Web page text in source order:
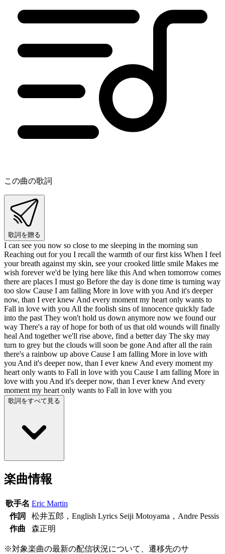
この曲の歌詞
歌詞を贈る
I can see you now so close to me sleeping in the morning sun
Reaching out for you I recall the warmth of our first kiss When I feel
your breath against my skin, see your crooked little smile Makes me
wish forever we'd be lying here like this And when tomorrow comes
there are places I must go Before the day is done time is turning way
too slow Cause I am falling More in love with you And it's deeper
now, than I ever knew And every moment my heart only wants to
Fall in love with you All the foolish sins of innocence quickly fade
into the past They won't hold us down anymore now we found our
way There's a ray of hope for both of us that old wounds will finally
heal And together we'll rise above, find a better day The sky may
turn to grey but the clouds will soon be gone And after all the rain
there's a rainbow up above Cause I am falling More in love with
you And it's deeper now, than I ever knew And every moment my
heart only wants to Fall in love with you Cause I am falling More in
love with you And it's deeper now, than I ever knew And every
moment my heart only wants to Fall in love with you
歌詞をすべて見る
楽曲情報
歌手名 Eric Martin
作詞
松井五郎，English Lyrics Seiji Motoyama，Andre Pessis
作曲
森正明
※対象楽曲の最新の配信状況について、遷移先のサ